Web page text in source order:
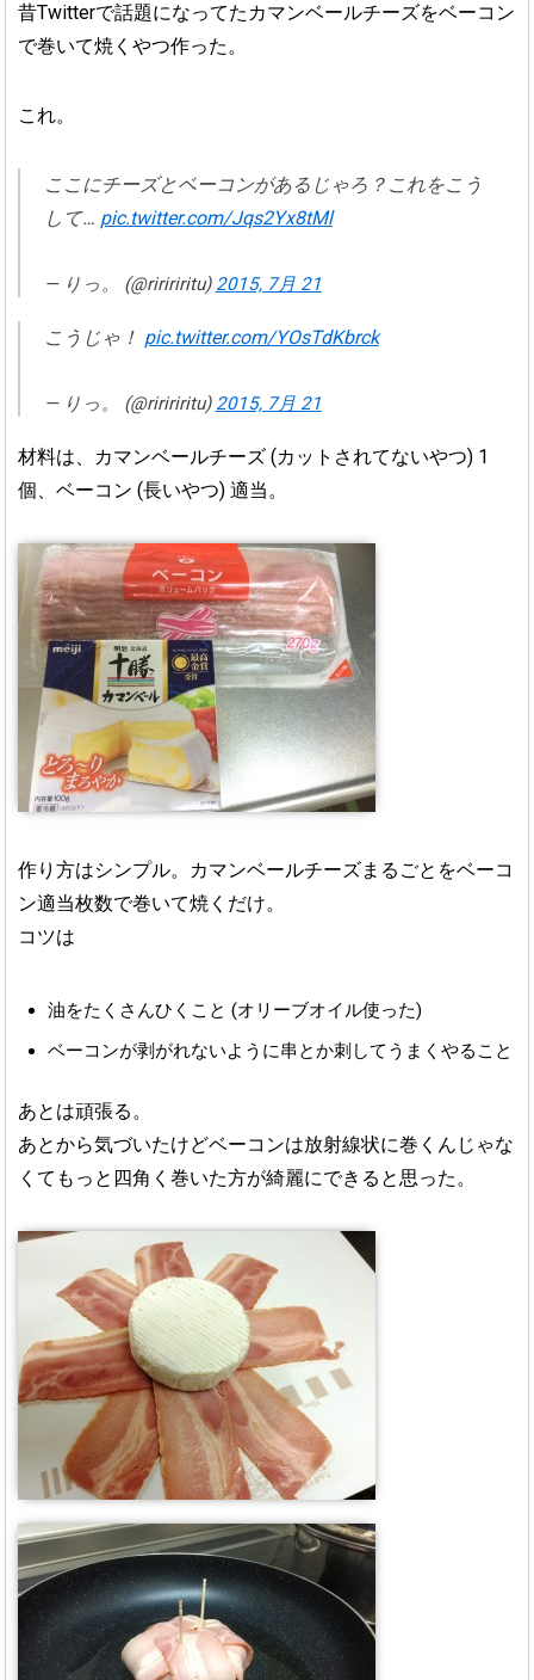
昔Twitterで話題になってたカマンベールチーズをベーコン
で巻いて焼くやつ作った。
これ。
ここにチーズとベーコンがあるじゃろ？これをこう
して… pic.twitter.com/Jqs2Yx8tMl
— りっ。 (@riririritu) 2015, 7月 21
こうじゃ！ pic.twitter.com/YOsTdKbrck
— りっ。 (@riririritu) 2015, 7月 21
材料は、カマンベールチーズ (カットされてないやつ) 1
個、ベーコン (長いやつ) 適当。
作り方はシンプル。カマンベールチーズまるごとをベーコ
ン適当枚数で巻いて焼くだけ。
コツは
油をたくさんひくこと (オリーブオイル使った)
ベーコンが剥がれないように串とか刺してうまくやること
あとは頑張る。
あとから気づいたけどベーコンは放射線状に巻くんじゃな
くてもっと四角く巻いた方が綺麗にできると思った。